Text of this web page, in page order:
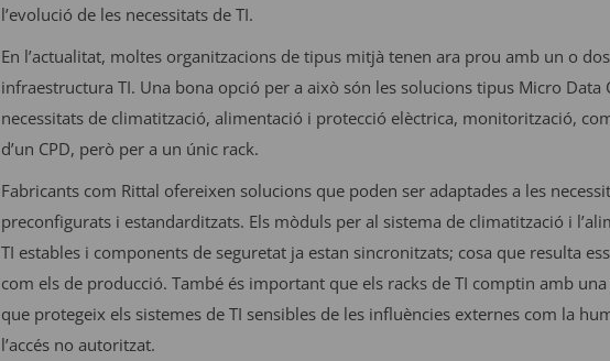
l’evolució de les necessitats de TI.
En l’actualitat, moltes organitzacions de tipus mitjà tenen ara prou amb un o
infraestructura TI. Una bona opció per a això són les solucions tipus Micro
necessitats de climatització, alimentació i protecció elèctrica, monitorització,
d’un CPD, però per a un únic rack.
Fabricants com Rittal ofereixen solucions que poden ser adaptades a les
preconfigurats i estandarditzats. Els mòduls per al sistema de climatització i
TI estables i components de seguretat ja estan sincronitzats; cosa que resulta
com els de producció. També és important que els racks de TI comptin amb
que protegeix els sistemes de TI sensibles de les influències externes com la
l’accés no autoritzat.